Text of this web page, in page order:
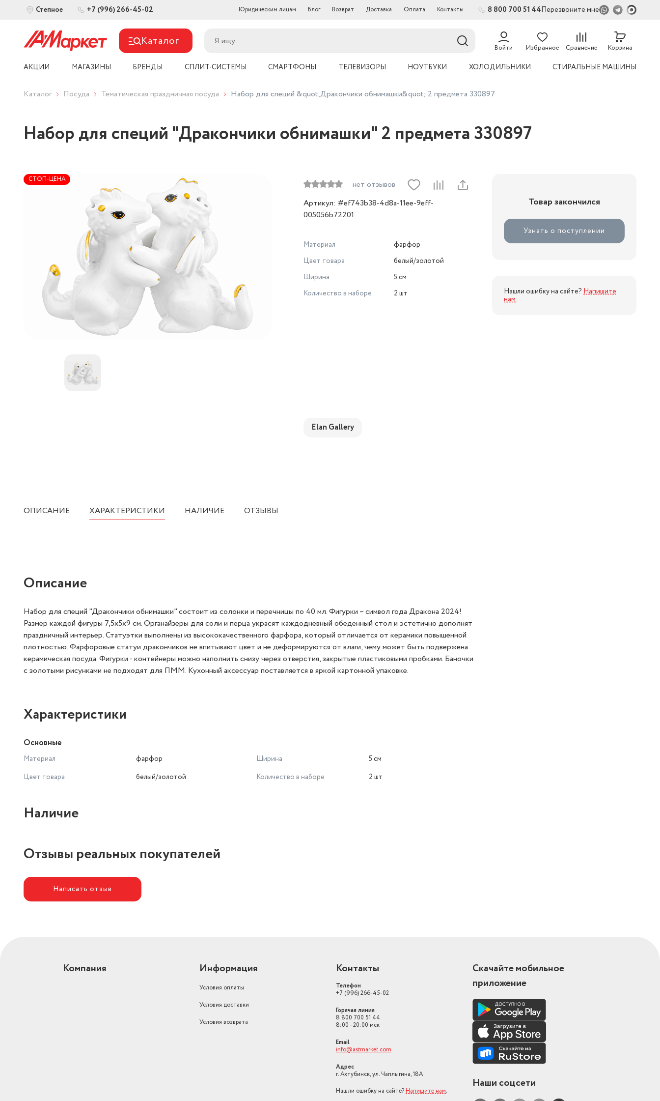
Степное +7 (996) 266-45-02 Юридическим лицам Блог Возврат Доставка Оплата Контакты 8 800 700 51 44Перезвоните мне
Каталог Войти Избранное Сравнение Корзина
АКЦИИ МАГАЗИНЫ БРЕНДЫ СПЛИТ-СИСТЕМЫ СМАРТФОНЫ ТЕЛЕВИЗОРЫ НОУТБУКИ ХОЛОДИЛЬНИКИ СТИРАЛЬНЫЕ МАШИНЫ
Каталог Посуда Тематическая праздничная посуда Набор для специй &quot;Дракончики обнимашки&quot; 2 предмета 330897
Набор для специй "Дракончики обнимашки" 2 предмета 330897
СТОП-ЦЕНА
нет отзывов
Артикул: #ef743b38-4d8a-11ee-9eff-
005056b72201
Материал
фарфор
Цвет товара
белый/золотой
Ширина
5 см
Количество в наборе
2 шт
Elan Gallery
Товар закончился
Узнать о поступлении
Нашли ошибку на сайте? Напишите
нам.
ОПИСАНИЕ ХАРАКТЕРИСТИКИ НАЛИЧИЕ ОТЗЫВЫ
Описание
Набор для специй "Дракончики обнимашки" состоит из солонки и перечницы по 40 мл. Фигурки – символ года Дракона 2024!
Размер каждой фигуры 7,5х5х9 см. Органайзеры для соли и перца украсят каждодневный обеденный стол и эстетично дополнят
праздничный интерьер. Статуэтки выполнены из высококачественного фарфора, который отличается от керамики повышенной
плотностью. Фарфоровые статуи дракончиков не впитывают цвет и не деформируются от влаги, чему может быть подвержена
керамическая посуда. Фигурки - контейнеры можно наполнить снизу через отверстия, закрытые пластиковыми пробками. Баночки
с золотыми рисунками не подходят для ПММ. Кухонный аксессуар поставляется в яркой картонной упаковке.
Характеристики
Основные
Материал
фарфор
Цвет товара
белый/золотой
Ширина
5 см
Количество в наборе
2 шт
Наличие
Отзывы реальных покупателей
Написать отзыв
Компания Информация
Условия оплаты
Условия доставки
Условия возврата
Контакты
Телефон
+7 (996) 266-45-02
Горячая линия
8 800 700 51 44
8:00 - 20:00 мск
Email
info@astmarket.com
Адрес
г. Ахтубинск, ул. Чаплыгина, 18А
Нашли ошибку на сайте? Напишите нам.
Скачайте мобильное
приложение
Наши соцсети